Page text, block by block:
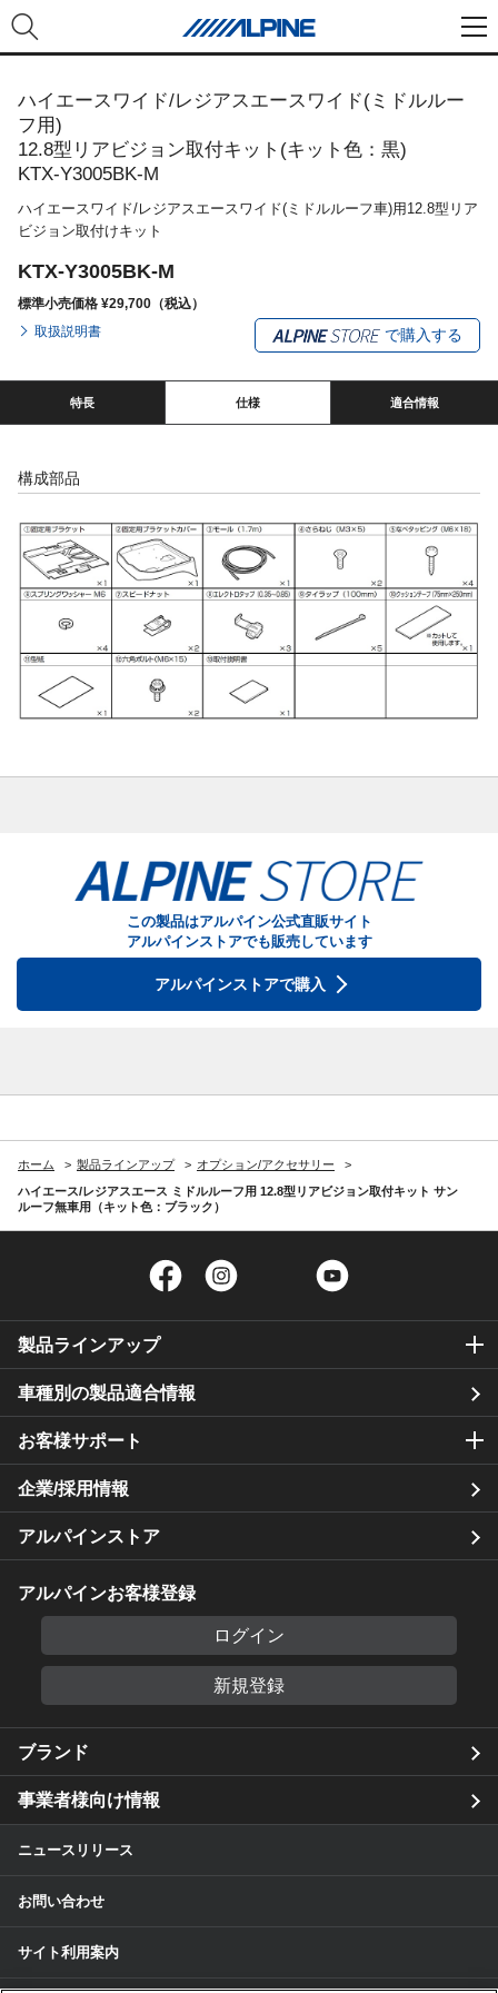
ハイエースワイド/レジアスエースワイド(ミドルルー
フ用)
12.8型リアビジョン取付キット(キット色：黒)
KTX-Y3005BK-M
ハイエースワイド/レジアスエースワイド(ミドルルーフ車)用12.8型リア
ビジョン取付けキット
KTX-Y3005BK-M
標準小売価格 ¥29,700（税込）
取扱説明書
で購入する
特長 仕様 適合情報
構成部品
この製品はアルパイン公式直販サイト
アルパインストアでも販売しています
アルパインストアで購入
ホーム 製品ラインアップ
オプション/アクセサリー
ハイエース/レジアスエース ミドルルーフ用 12.8型リアビジョン取付キット サン
ルーフ無車用（キット色：ブラック）
Facebook Twitter
製品ラインアップ
車種別の製品適合情報
お客様サポート
企業/採用情報
アルパインストア
アルパインお客様登録
ログイン
新規登録
ブランド
事業者様向け情報
ニュースリリース
お問い合わせ
サイト利用案内